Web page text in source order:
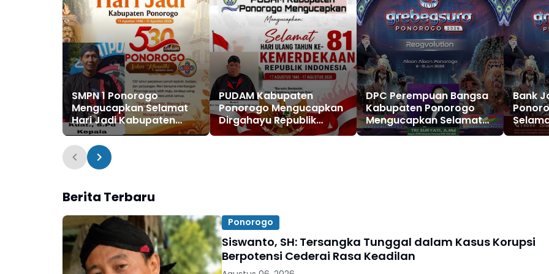
SMPN 1 Ponorogo
Mengucapkan Selamat
Hari Jadi Kabupaten
Ponorogo ke 530, 11
Agustus 1496 - 11 Agustus
2026
PUDAM Kabupaten
Ponorogo Mengucapkan
Dirgahayu Republik
Indonesia ke 81, 17
DPC Perempuan Bangsa
Kabupaten Ponorogo
Mengucapkan Selamat
dan Sukses Grebeg Suro,
Bank
Berita Terbaru
Ponorogo
Siswanto, SH: Tersangka Tunggal dalam Kasus Korupsi
Berpotensi Cederai Rasa Keadilan